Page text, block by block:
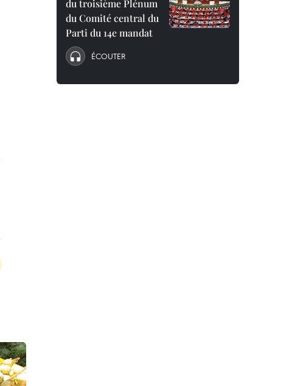
du troisième Plénum
du Comité central du
Parti du 14e mandat
ÉCOUTER